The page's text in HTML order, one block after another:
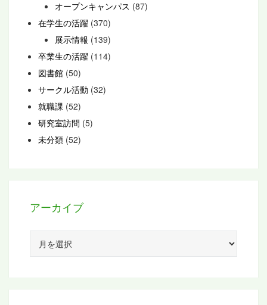
オープンキャンパス (87)
在学生の活躍 (370)
展示情報 (139)
卒業生の活躍 (114)
図書館 (50)
サークル活動 (32)
就職課 (52)
研究室訪問 (5)
未分類 (52)
アーカイブ
カ